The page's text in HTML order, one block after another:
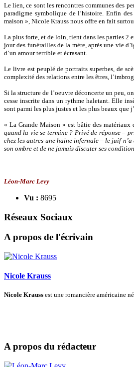
Le lien, ce sont les rencontres communes des
paradigme symbolique de l’histoire. Enfin
maison », Nicole Krauss nous offre en fait
La plus forte, et de loin, tient dans les parties
jour des funérailles de la mère, après une vie
d’un amour terrible et écrasant.
Le livre est peuplé de portraits superbes, de
complexité des relations entre les êtres,
Si la structure de l’oeuvre déconcerte un peu,
cesse inscrite dans un rythme haletant. Elle
sont parmi les plus justes et les plus beaux que
« La Grande Maison » est bâtie des matériaux
quand la vie se termine ? Privé de réponse –
chez les autres une haine infernale – le juif
son ombre et de ne jamais discuter ses
Léon-Marc Levy
Vu : 8695
Réseaux Sociaux
A propos de l'écrivain
Nicole Krauss
Nicole Krauss est une romancière américaine
A propos du rédacteur